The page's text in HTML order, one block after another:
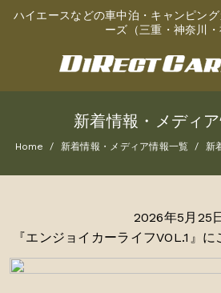
ハイエースなどの車中泊・キャンピン
ーズ（三重・神奈川・
新着情報・メディ
Home 新着情報・メディア情報一覧 新
2026年5月25
『エンジョイカーライフVOL.1』